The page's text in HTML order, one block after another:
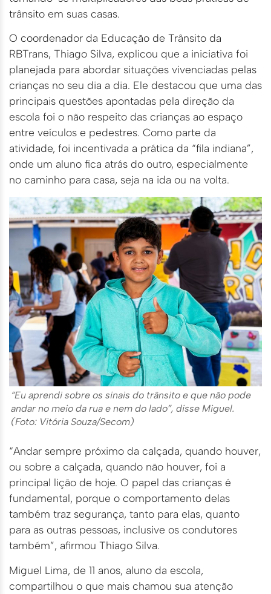
trânsito em suas casas.
O coordenador da Educação de Trânsito da
RBTrans, Thiago Silva, explicou que a iniciativa foi
planejada para abordar situações vivenciadas pelas
crianças no seu dia a dia. Ele destacou que uma das
principais questões apontadas pela direção da
escola foi o não respeito das crianças ao espaço
entre veículos e pedestres. Como parte da
atividade, foi incentivada a prática da “fila indiana”,
onde um aluno fica atrás do outro, especialmente
no caminho para casa, seja na ida ou na volta.
“Eu aprendi sobre os sinais do trânsito e que não pode
andar no meio da rua e nem do lado”, disse Miguel.
(Foto: Vitória Souza/Secom)
“Andar sempre próximo da calçada, quando houver,
ou sobre a calçada, quando não houver, foi a
principal lição de hoje. O papel das crianças é
fundamental, porque o comportamento delas
também traz segurança, tanto para elas, quanto
para as outras pessoas, inclusive os condutores
também”, afirmou Thiago Silva.
Miguel Lima, de 11 anos, aluno da escola,
compartilhou o que mais chamou sua atenção